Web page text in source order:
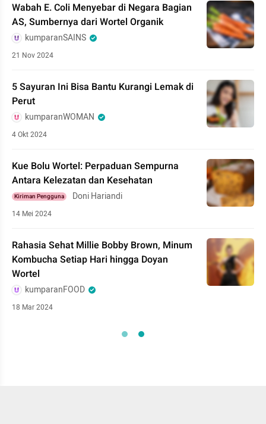
Wabah E. Coli Menyebar di Negara Bagian
AS, Sumbernya dari Wortel Organik
kumparanSAINS
21 Nov 2024
5 Sayuran Ini Bisa Bantu Kurangi Lemak di
Perut
kumparanWOMAN
4 Okt 2024
Kue Bolu Wortel: Perpaduan Sempurna
Antara Kelezatan dan Kesehatan
Kiriman Pengguna Doni Hariandi
14 Mei 2024
Rahasia Sehat Millie Bobby Brown, Minum
Kombucha Setiap Hari hingga Doyan
Wortel
kumparanFOOD
18 Mar 2024